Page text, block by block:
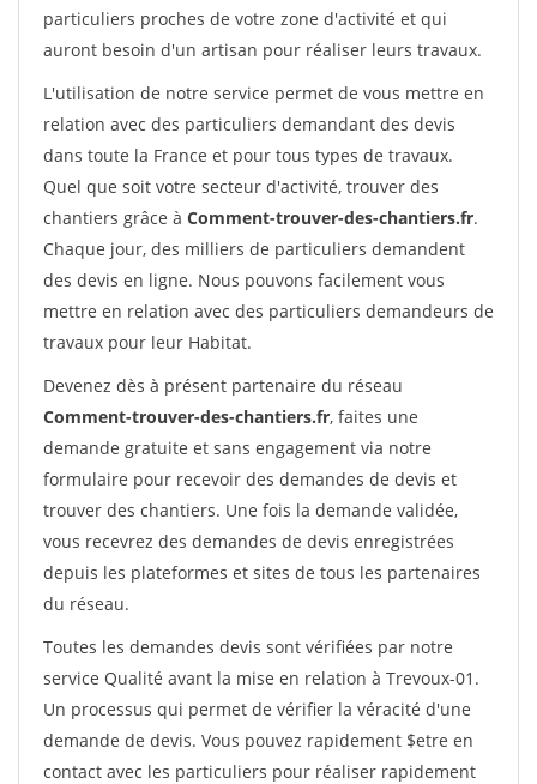
particuliers proches de votre zone d'activité et qui
auront besoin d'un artisan pour réaliser leurs travaux.
L'utilisation de notre service permet de vous mettre en
relation avec des particuliers demandant des devis
dans toute la France et pour tous types de travaux.
Quel que soit votre secteur d'activité, trouver des
chantiers grâce à Comment-trouver-des-chantiers.fr.
Chaque jour, des milliers de particuliers demandent
des devis en ligne. Nous pouvons facilement vous
mettre en relation avec des particuliers demandeurs de
travaux pour leur Habitat.
Devenez dès à présent partenaire du réseau
Comment-trouver-des-chantiers.fr, faites une
demande gratuite et sans engagement via notre
formulaire pour recevoir des demandes de devis et
trouver des chantiers. Une fois la demande validée,
vous recevrez des demandes de devis enregistrées
depuis les plateformes et sites de tous les partenaires
du réseau.
Toutes les demandes devis sont vérifiées par notre
service Qualité avant la mise en relation à Trevoux-01.
Un processus qui permet de vérifier la véracité d'une
demande de devis. Vous pouvez rapidement $etre en
contact avec les particuliers pour réaliser rapidement